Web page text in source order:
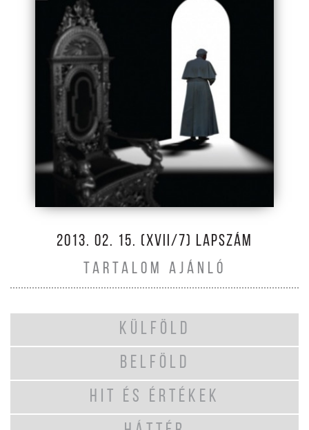
2013. 02. 15. (XVII/7) LAPSZÁM
TARTALOM AJÁNLÓ
KÜLFÖLD
BELFÖLD
HIT ÉS ÉRTÉKEK